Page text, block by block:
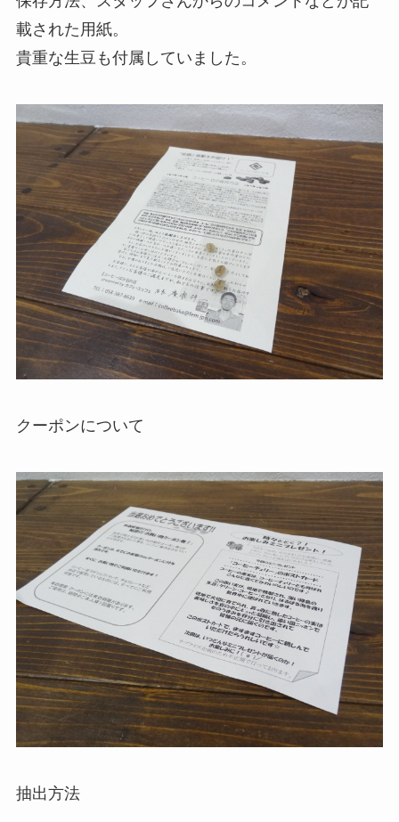
載された用紙。
貴重な生豆も付属していました。
クーポンについて
抽出方法